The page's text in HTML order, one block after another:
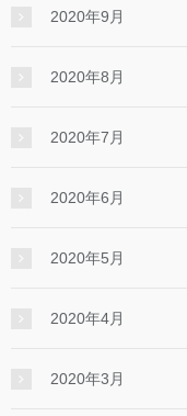
2020年9月
2020年8月
2020年7月
2020年6月
2020年5月
2020年4月
2020年3月